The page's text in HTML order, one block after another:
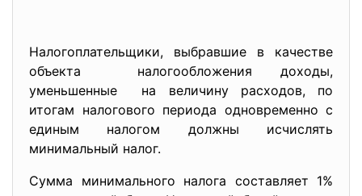
Налогоплательщики, выбравшие в качестве
объекта налогообложения доходы,
уменьшенные на величину расходов, по
итогам налогового периода одновременно с
единым налогом должны исчислять
минимальный налог.
Сумма минимального налога составляет 1%